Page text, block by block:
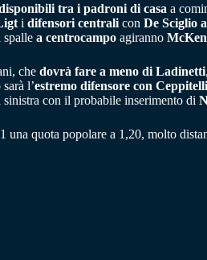
tra i padroni di casa a
i difensori centrali con De Sciglio
spalle a centrocampo agiranno
che dovrà fare a meno di Ladinetti,
sarà l’estremo difensore con Ceppitelli
sinistra con il probabile inserimento di
una quota popolare a 1,20, molto